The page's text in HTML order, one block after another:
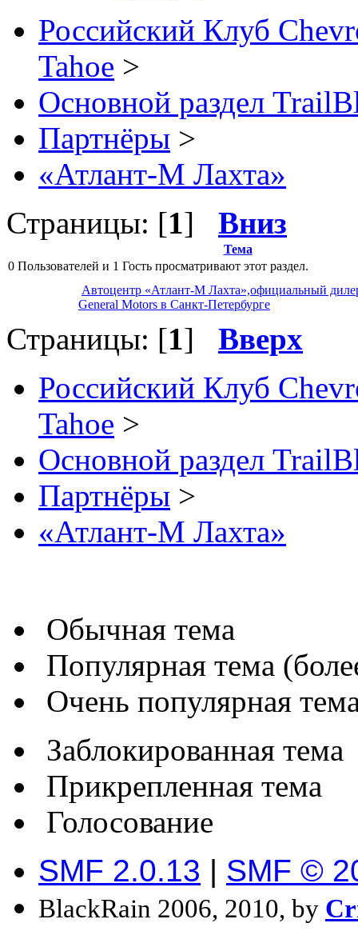
Российский Клуб
Tahoe >
Основной раздел
Партнёры >
«Атлант-М Лахта»
Страницы: [1] Вниз
Тема
0 Пользователей и 1 Гость просматривают этот раздел.
Автоцентр «Атлант-М Лахта»,официальный
General Motors в Санкт-Петербурге
Страницы: [1] Вверх
Российский Клуб
Tahoe >
Основной раздел
Партнёры >
«Атлант-М Лахта»
Обычная тема
Популярная тема
Очень популярная
Заблокированная тема
Прикрепленная тема
Голосование
SMF 2.0.13 | SMF ©
BlackRain 2006, 2010, by